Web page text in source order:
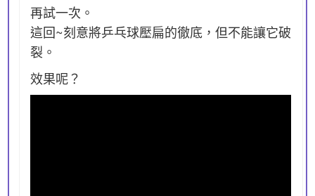
再試一次。
這回~刻意將乒乓球壓扁的徹底，但不能讓它破
裂。
效果呢？